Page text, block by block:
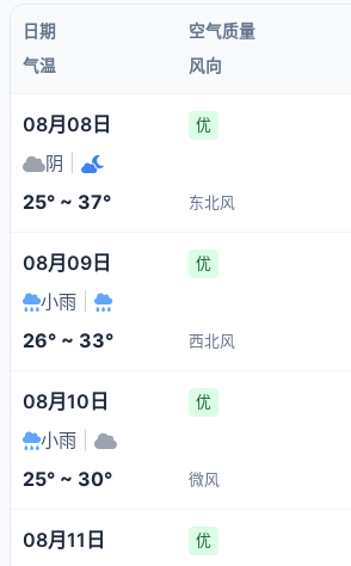
日期 空气质量
气温
风向
08月08日 优
阴
25° ~ 37° 东北风
08月09日 优
小雨
26° ~ 33° 西北风
08月10日 优
小雨
25° ~ 30° 微风
08月11日 优